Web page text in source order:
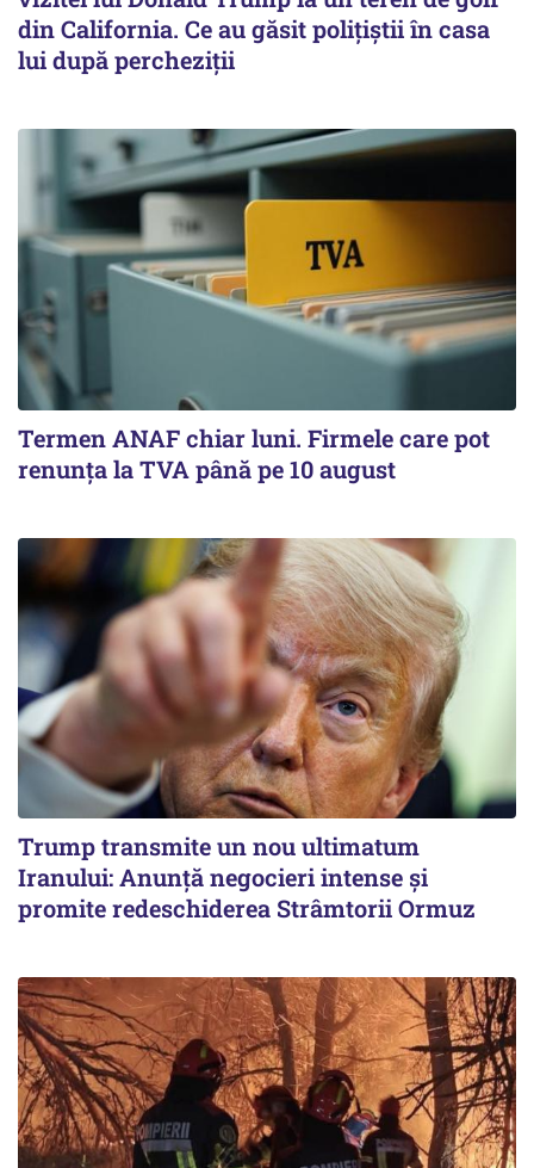
din California. Ce au găsit polițiștii în casa
lui după percheziții
Termen ANAF chiar luni. Firmele care pot
renunța la TVA până pe 10 august
Trump transmite un nou ultimatum
Iranului: Anunță negocieri intense și
promite redeschiderea Strâmtorii Ormuz